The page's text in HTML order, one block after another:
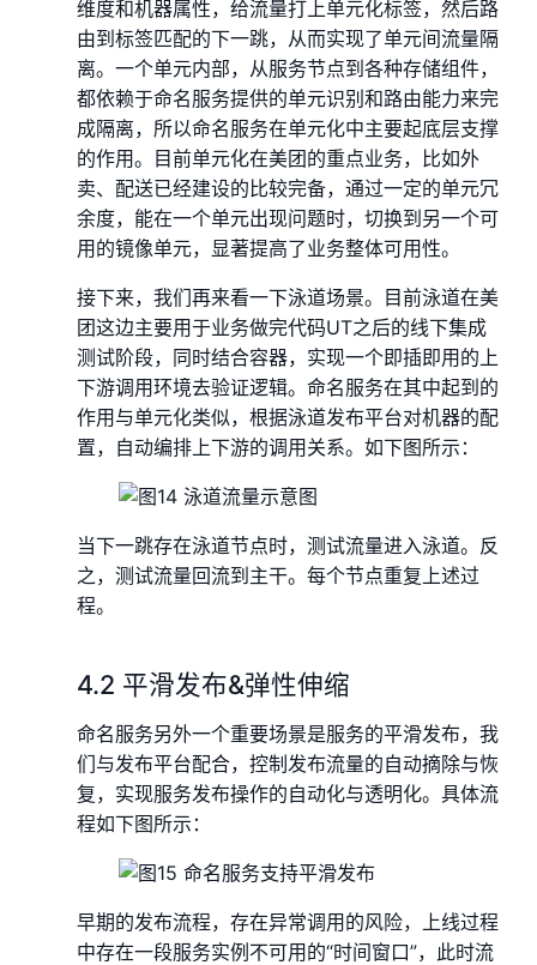
维度和机器属性，给流量打上单元化标签，然后路
由到标签匹配的下一跳，从而实现了单元间流量隔
离。一个单元内部，从服务节点到各种存储组件，
都依赖于命名服务提供的单元识别和路由能力来完
成隔离，所以命名服务在单元化中主要起底层支撑
的作用。目前单元化在美团的重点业务，比如外
卖、配送已经建设的比较完备，通过一定的单元冗
余度，能在一个单元出现问题时，切换到另一个可
用的镜像单元，显著提高了业务整体可用性。
接下来，我们再来看一下泳道场景。目前泳道在美
团这边主要用于业务做完代码UT之后的线下集成
测试阶段，同时结合容器，实现一个即插即用的上
下游调用环境去验证逻辑。命名服务在其中起到的
作用与单元化类似，根据泳道发布平台对机器的配
置，自动编排上下游的调用关系。如下图所示：
当下一跳存在泳道节点时，测试流量进入泳道。反
之，测试流量回流到主干。每个节点重复上述过
程。
4.2 平滑发布&弹性伸缩
命名服务另外一个重要场景是服务的平滑发布，我
们与发布平台配合，控制发布流量的自动摘除与恢
复，实现服务发布操作的自动化与透明化。具体流
程如下图所示：
早期的发布流程，存在异常调用的风险，上线过程
中存在一段服务实例不可用的“时间窗口”，此时流